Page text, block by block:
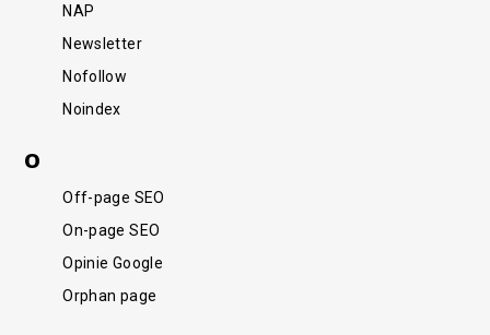
NAP
Newsletter
Nofollow
Noindex
O
Off-page SEO
On-page SEO
Opinie Google
Orphan page